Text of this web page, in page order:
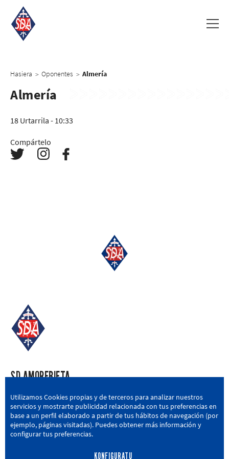
Hasiera > Oponentes > Almería
Almería
18 Urtarrila - 10:33
Compártelo
SD AMOREBIETA
San Miguel Kalea, 16, 48340 Amorebieta, Bizkaia
946 604 751 | sda@sdamorebieta.eus
Utilizamos Cookies propias y de terceros para analizar nuestros
servicios y mostrarte publicidad relacionada con tus preferencias en
base a un perfil elaborado a partir de tus hábitos de navegación (por
ejemplo, páginas visitadas). Puedes obtener más información y
configurar tus preferencias.
KONFIGURATU